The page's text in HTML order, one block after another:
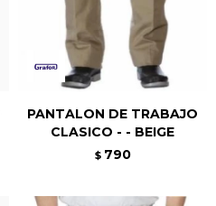
PANTALON DE TRABAJO
CLASICO - - BEIGE
$ 790